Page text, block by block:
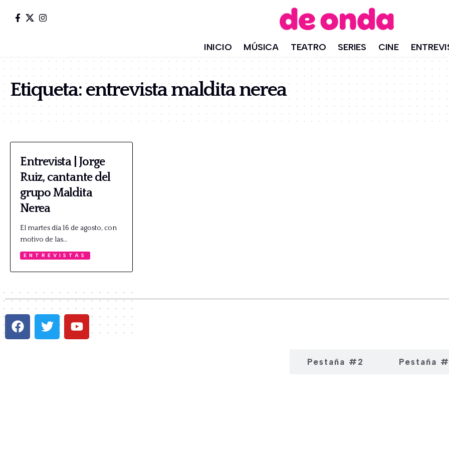
INICIO MÚSICA TEATRO SERIES CINE
Etiqueta:entrevista maldita nerea
Entrevista | Jorge
Ruiz, cantante del
grupo Maldita
Nerea
El martes día 16 de agosto, con
motivo de las…
ENTREVISTAS
Pestaña #2 Pestaña